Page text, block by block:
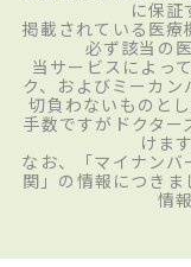
に保証
掲載されている医
必ず該当の
当サービスによっ
ク、およびミーカ
切負わないものと
手数ですがドクタ
けま
なお、「マイナン
関」の情報につきま
情